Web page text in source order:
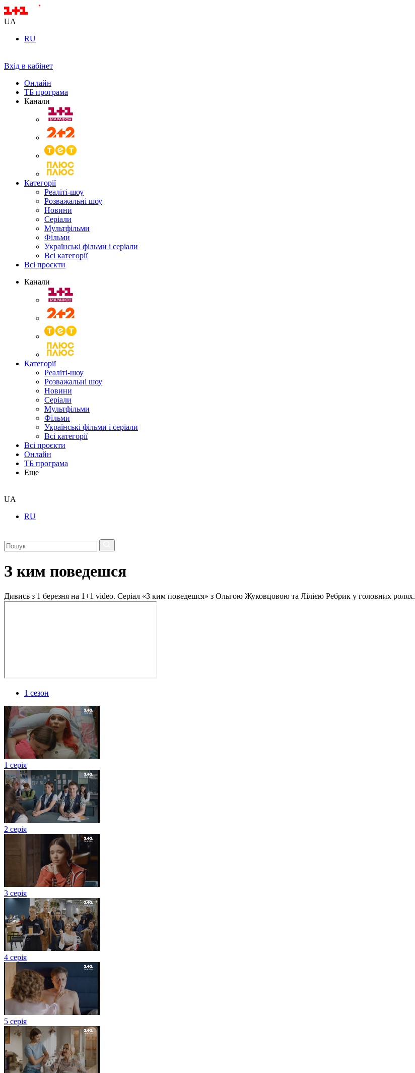
UA
RU
Вхід в кабінет
Онлайн
ТБ програма
Канали
Категорії
Реаліті-шоу
Розважальні шоу
Новини
Серіали
Мультфільми
Фільми
Українські фільми і серіали
Всі категорії
Всі проєкти
Канали
Категорії
Реаліті-шоу
Розважальні шоу
Новини
Серіали
Мультфільми
Фільми
Українські фільми і серіали
Всі категорії
Всі проєкти
Онлайн
ТБ програма
Еще
UA
RU
З ким поведешся
Дивись з 1 березня на 1+1 video. Cеріал «З ким поведешся» з Ольгою Жуковцовою та Лілією Ребрик у головних ролях.
1 сезон
1 серія
2 серія
3 серія
4 серія
5 серія